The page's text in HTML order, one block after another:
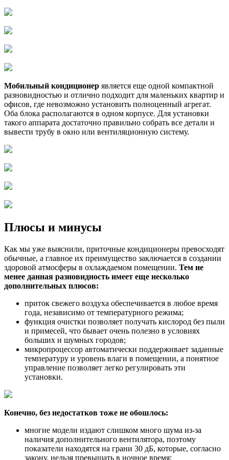
Мобильный кондиционер является еще одной компактной
разновидностью и отлично подходит для маленьких квартир и
офисов, где невозможно установить полноценный агрегат.
Оба блока располагаются в одном корпусе. Для установки
такого аппарата достаточно правильно собрать все детали и
вывести трубу в окно или вентиляционную систему.
Плюсы и минусы
Как мы уже выяснили, приточные кондиционеры превосходят
обычные, а главное их преимущество заключается в создании
здоровой атмосферы в охлаждаемом помещении. Тем не
менее данная разновидность имеет еще несколько
дополнительных плюсов:
приток свежего воздуха обеспечивается в любое время
года, независимо от температурного режима;
функция очистки позволяет получать кислород без пыли
и примесей, что бывает очень полезно в условиях
больших и шумных городов;
микропроцессор автоматически поддерживает заданные
температуру и уровень влаги в помещении, а понятное
управление позволяет легко регулировать эти
установки.
Конечно, без недостатков тоже не обошлось:
многие модели издают слишком много шума из-за
наличия дополнительного вентилятора, поэтому
показатели находятся на грани 30 дБ, которые, согласно
закону, нельзя превышать в ночное время;